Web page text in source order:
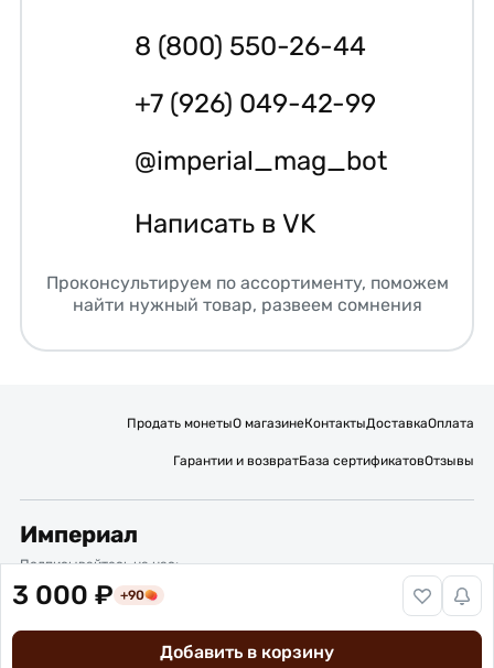
3 000 ₽ +90
Добавить в корзину
8 (800) 550-26-44
+7 (926) 049-42-99
@imperial_mag_bot
Написать в VK
Проконсультируем по ассортименту, поможем
найти нужный товар, развеем сомнения
Продать монетыО магазинеКонтактыДоставкаОплата
Гарантии и возвратБаза сертификатовОтзывы
Империал
Подписывайтесь на нас:
Вакансии
Политика обработки персональных данных
© 2016 – 2026 ИП Титов Александр Михайлович